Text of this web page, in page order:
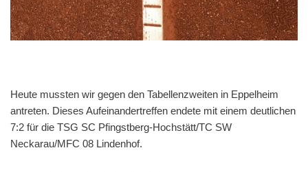
Heute mussten wir gegen den Tabellenzweiten in Eppelheim
antreten. Dieses Aufeinandertreffen endete mit einem deutlichen
7:2 für die TSG SC Pfingstberg-Hochstätt/TC SW
Neckarau/MFC 08 Lindenhof.